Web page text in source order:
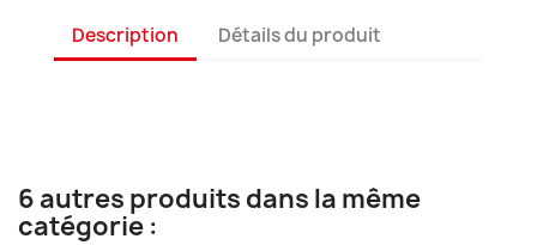
Description Détails du produit
6 autres produits dans la même
catégorie :